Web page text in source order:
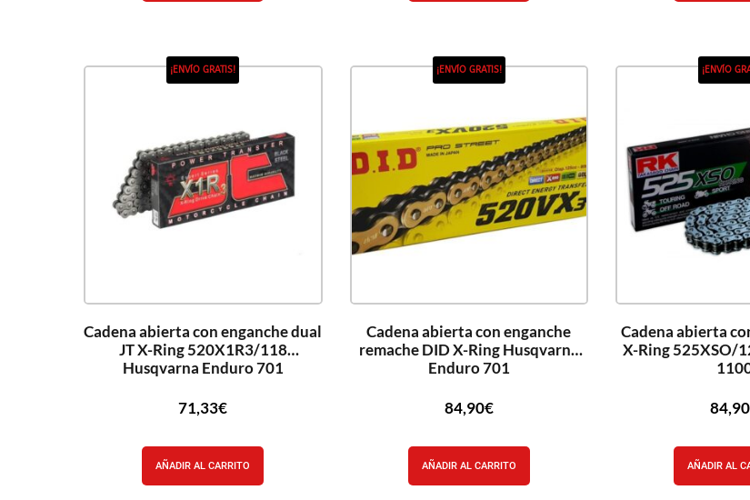
¡ENVÍO GRATIS!
Cadena abierta con enganche dual
JT X-Ring 520X1R3/118
Husqvarna Enduro 701
71,33€
AÑADIR AL CARRITO
¡ENVÍO GRATIS!
Cadena abierta con enganche
remache DID X-Ring Husqvarna
Enduro 701
84,90€
AÑADIR AL CARRITO
¡ENVÍO
Cadena abierta
X-Ring 525XSO/
84,90
AÑADIR AL